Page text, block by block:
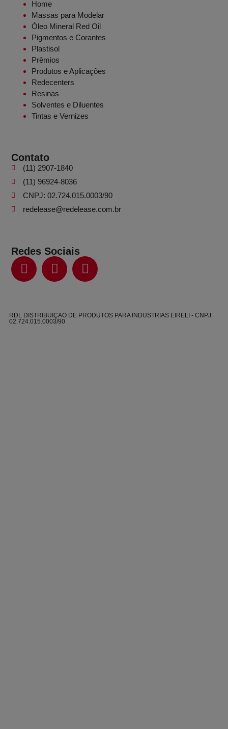
Home
Massas para Modelar
Óleo Mineral Red Oil
Pigmentos e Corantes
Plastisol
Prêmios
Produtos e Aplicações
Redecenters
Resinas
Solventes e Diluentes
Tintas e Vernizes
Contato
(11) 2907-1840
(11) 96924-8036
CNPJ: 02.724.015.0003/90
redelease@redelease.com.br
Redes Sociais
RDL DISTRIBUIÇAO DE PRODUTOS PARA INDUSTRIAS EIRELI - CNPJ:
02.724.015.0003/90